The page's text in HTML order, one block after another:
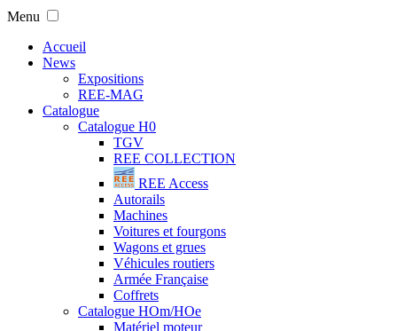
Menu
Accueil
News
Expositions
REE-MAG
Catalogue
Catalogue H0
TGV
REE COLLECTION
REE Access
Autorails
Machines
Voitures et fourgons
Wagons et grues
Véhicules routiers
Armée Française
Coffrets
Catalogue HOm/HOe
Matériel moteur